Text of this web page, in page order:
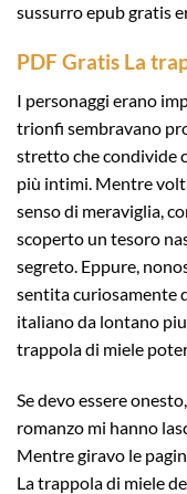
sussurro epub gratis
PDF Gratis La
I personaggi erano
trionfi sembravano
stretto che condivide
più intimi. Mentre
senso di meraviglia,
scoperto un tesoro
segreto. Eppure,
sentita curiosamente
italiano da lontano
trappola di miele
Se devo essere
romanzo mi hanno
Mentre giravo le
La trappola di miele